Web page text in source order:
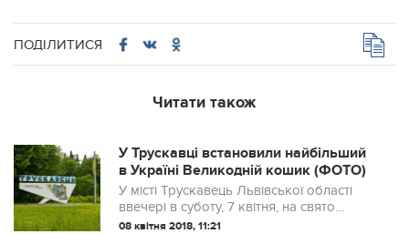
ПОДІЛИТИСЯ
Читати також
У Трускавці встановили найбільший
в Україні Великодній кошик (ФОТО)
У місті Трускавець Львівської області
ввечері в суботу, 7 квітня, на свято
Благовіщення, біля художнього музею
08 квітня 2018, 11:21